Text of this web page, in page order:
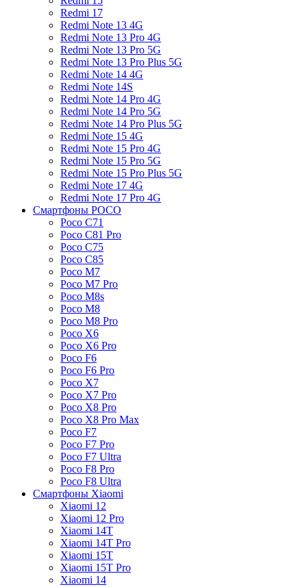
Redmi 17
Redmi Note 13 4G
Redmi Note 13 Pro 4G
Redmi Note 13 Pro 5G
Redmi Note 13 Pro Plus 5G
Redmi Note 14 4G
Redmi Note 14S
Redmi Note 14 Pro 4G
Redmi Note 14 Pro 5G
Redmi Note 14 Pro Plus 5G
Redmi Note 15 4G
Redmi Note 15 Pro 4G
Redmi Note 15 Pro 5G
Redmi Note 15 Pro Plus 5G
Redmi Note 17 4G
Redmi Note 17 Pro 4G
Смартфоны POCO
Poco C71
Poco C81 Pro
Poco C75
Poco C85
Poco M7
Poco M7 Pro
Poco M8s
Poco M8
Poco M8 Pro
Poco X6
Poco X6 Pro
Poco F6
Poco F6 Pro
Poco X7
Poco X7 Pro
Poco X8 Pro
Poco X8 Pro Max
Poco F7
Poco F7 Pro
Poco F7 Ultra
Poco F8 Pro
Poco F8 Ultra
Смартфоны Xiaomi
Xiaomi 12
Xiaomi 12 Pro
Xiaomi 14T
Xiaomi 14T Pro
Xiaomi 15T
Xiaomi 15T Pro
Xiaomi 14